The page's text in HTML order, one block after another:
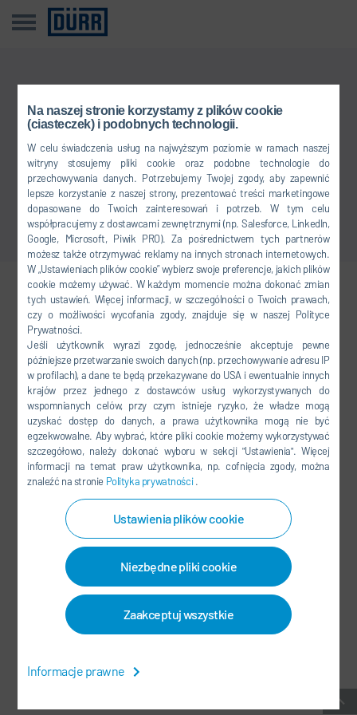
Na naszej stronie korzystamy z plików cookie
(ciasteczek) i podobnych technologii.
W celu świadczenia usług na najwyższym poziomie w ramach naszej
witryny stosujemy pliki cookie oraz podobne technologie do
przechowywania danych. Potrzebujemy Twojej zgody, aby zapewnić
lepsze korzystanie z naszej strony, prezentować treści marketingowe
dopasowane do Twoich zainteresowań i potrzeb. W tym celu
współpracujemy z dostawcami zewnętrznymi (np. Salesforce, LinkedIn,
Google, Microsoft, Piwik PRO). Za pośrednictwem tych partnerów
możesz także otrzymywać reklamy na innych stronach internetowych.
W „Ustawieniach plików cookie” wybierz swoje preferencje, jakich plików
cookie możemy używać. W każdym momencie można dokonać zmian
tych ustawień. Więcej informacji, w szczególności o Twoich prawach,
czy o możliwości wycofania zgody, znajduje się w naszej Polityce
Prywatności.
Jeśli użytkownik wyrazi zgodę, jednocześnie akceptuje pewne
późniejsze przetwarzanie swoich danych (np. przechowywanie adresu IP
w profilach), a dane te będą przekazywane do USA i ewentualnie innych
krajów przez jednego z dostawców usług wykorzystywanych do
wspomnianych celów, przy czym istnieje ryzyko, że władze mogą
uzyskać dostęp do danych, a prawa użytkownika mogą nie być
egzekwowalne. Aby wybrać, które pliki cookie możemy wykorzystywać
szczegółowo, należy dokonać wyboru w sekcji "Ustawienia". Więcej
informacji na temat praw użytkownika, np. cofnięcia zgody, można
znaleźć na stronie Polityka prywatności.
Ustawienia plików cookie
Niezbędne pliki cookie
Zaakceptuj wszystkie
Informacje prawne
Powrót do przeglądu
Dołącz do nas
FACEBOOK
YOUTUBE
LINKEDIN
INSTAGRAM
MEDIA SPOŁECZNOŚCIOWE
NEWSLETTER
KONTAKT / LOKALIZACJE
USTAWIENIA PLIKÓW COOKIES